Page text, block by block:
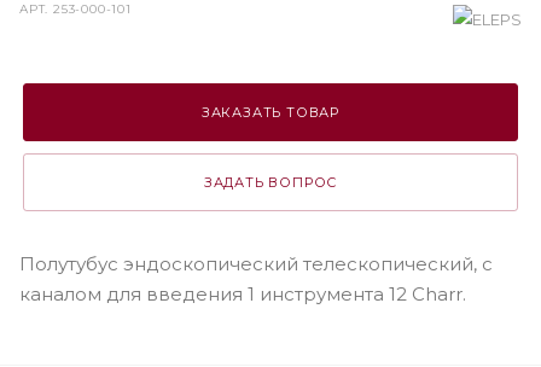
АРТ.253-000-101
ЗАКАЗАТЬ ТОВАР
ЗАДАТЬ ВОПРОС
Полутубус эндоскопический телескопический, с
каналом для введения 1 инструмента 12 Charr.